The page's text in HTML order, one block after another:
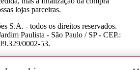
lojas parceiras.
S.A. - todos os direitos reservados.
Paulista - São Paulo / SP - CEP.:
0002-53.